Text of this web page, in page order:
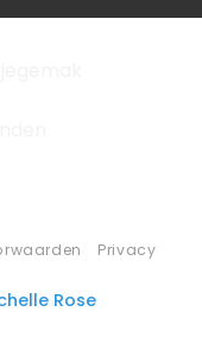
Privacy
Rose